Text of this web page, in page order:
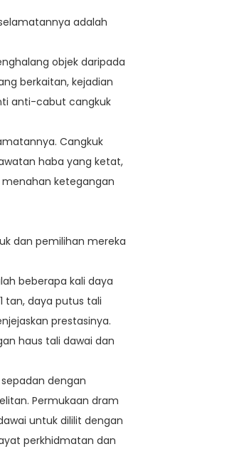
adalah
objek daripada
berkaitan, kejadian
anti-cabut cangkuk
Cangkuk
haba yang ketat,
ketegangan
dan pemilihan mereka
beberapa kali daya
tan, daya putus tali
prestasinya.
haus tali dawai dan
dengan
Permukaan dram
untuk dililit dengan
perkhidmatan dan